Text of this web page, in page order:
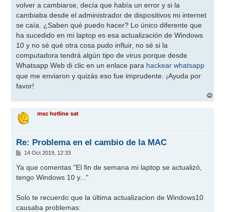
volver a cambiarse, decía que había un error y si la
cambiaba desde el administrador de dispositivos mi internet
se caía. ¿Saben qué puedo hacer? Lo único diferente que
ha sucedido en mi laptop es esa actualización de Windows
10 y no sé qué otra cosa pudo influir, no sé si la
computadora tendrá algún tipo de virus porque desde
Whatsapp Web di clic en un enlace para hackear whatsapp
que me enviaron y quizás eso fue imprudente. ¡Ayuda por
favor!
r
msc hotline sat
Re: Problema en el cambio de la MAC
M
n
s
a
14 Oct 2019, 12:33
Ya que comentas "El fin de semana mi laptop se actualizó,
tengo Windows 10 y..."
Solo te recuerdo que la última actualizacion de Windows10
causaba problemas: